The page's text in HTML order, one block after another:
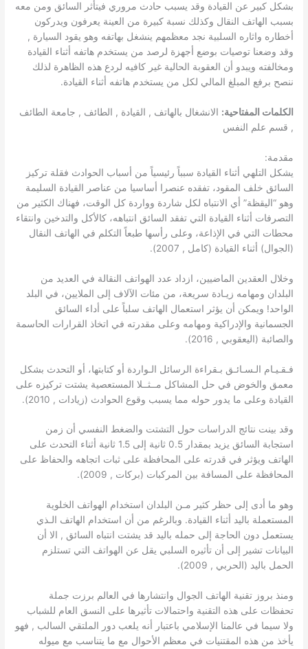
بشكل كبير عن القيادة وقد يسبب حادث مروري فيتأثر السائق ومن معه
بسبب الهاتف النقال وكذلك نسبة كبيرة من العينة يعرفون ويدركون
أخطاره واثاره السلبية نجد معظمهم ينشغل بهاتفه وهو يقود السيارة ,
وقد وضعنا توصيات بوضع أجهزة لرصد من يستخدم هاتفه أثناء القيادة
ومخالفته ويبدو أن العقوبة الحالية غير كافيه لردع هذه الظاهرة لذلك
ننصح برفع المبلغ المالي لكل من يستخدم هاتفه أثناء القيادة.
الكلمات المفتاحية: الانشغال بالهاتف , القيادة , الطائف , جامعة الطائف
, قسم علم النفس
مقدمة:
يشكل التلهي أثناء القيادة سبباً رئيسياً من أسباب الحوادث فقلة تركيز
السائق خلف المقود، تفقده عنصرا أساسيا من عناصر القيادة السليمة
وهو “اليقظة” أي الانتباه لكل شاردة وواردة كل الوقت، فهناك الكثير من
التصرفات أثناء القيادة التي تفقد السائق انتباهه، كالأكل والتدخين وانتقاء
محطات التي في الإذاعة، وعلى رأسها طبعاً التكلم في الهاتف النقال
(الجوال) أثناء القيادة (كامل , 2007).
وخلال العقدين الماضيين، ازداد عدد الهواتف النقالة في العديد من
البلدان ومهامه زيـادة سريعة، من مئات الآلاف إلى الملايين، في البلد
الواحد! ويمكن أن يؤثر استعمال الهاتف سلباً على أداء السائق
الجسمانية والإدراكية ومهامه وعلى مقدرته في اتخاذ القرارات الحاسمة
والصائبة (اليعقوبي , 2016).
فـقـيـام الـسـائـق بـقراءة الرسائل الـواردة أو كتابتها، أو التحدث بشكل
معمق والخوض في حل المشاكل مــثــلا المستعصية يشتت تركيزه على
القيادة وعلى ما يدور حوله مما يسبب وقوع الحوادث (زيادات , 2010).
وقد بينت نتائج الدراسات حول التشتت والضغط النفسي أن زمن
استجابة السائق يزيد بمقدار 0.5 ثانية إلى 1.5 ثانية أثناء التحدث على
الهاتف ويؤثر في قدرته على المحافظة على ثبات اتجاهه والحفاظ على
المحافظة على المسافة بين المركبات (بركات , 2009).
وهو ما أدى إلى حظر كثير مـن البلدان استخدام الهواتف الخلوية
المستعملة باليد أثناء القيادة. وبالرغم من أن استخدام الهاتف الـذي
يستعمل دون الحاجة إلى حمله باليد قد يشتت انتباه السائق , الا أن
البيانات تشير إلى أن تأثيره السلبي يقل عن الهواتف التي تستلزم
الحمل باليد (الحربي , 2009).
ومنذ بروز تقنية الهاتف الجوال وانتشارها في العالم برزت جملة
تحفظات على هذه التقنية واحتمالات تأثيرها على النسق العام للشباب
ولا سيما في عالمنا الإسلامي باعتبار أنه يلعب دور الملتقي السالب , فهو
يأخذ من هذه المقتنيات في معظم الأحوال مع ما يتناسب مع ميوله